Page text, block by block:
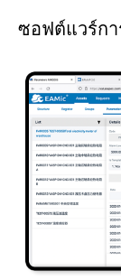
ซอฟต์แวร์ก